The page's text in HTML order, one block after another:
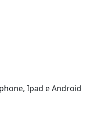
Ipad e Android